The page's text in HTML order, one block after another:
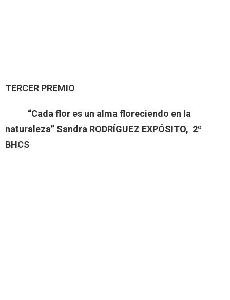
TERCER PREMIO
“Cada flor es un alma floreciendo en la
naturaleza” Sandra RODRÍGUEZ EXPÓSITO, 2º
BHCS